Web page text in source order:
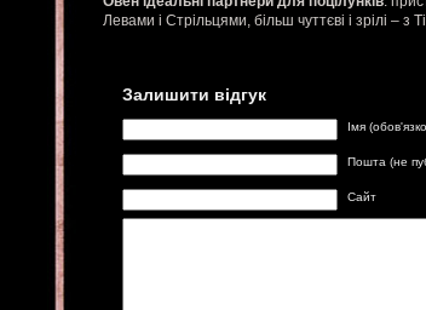
Левами і Стрільцями, більш чуттєві і зрілі – з
Залишити відгук
Імя
Пошта (не
Сайт